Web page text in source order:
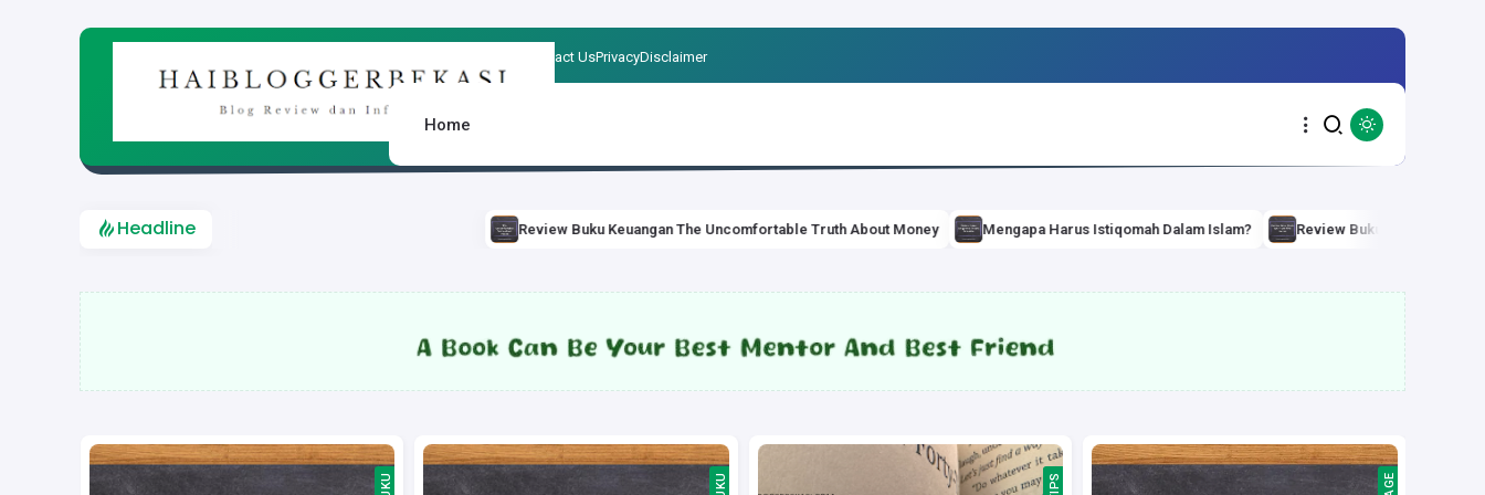
Contact UsPrivacyDisclaimer
Home
Headline Review Buku Keuangan The Uncomfortable Truth About Money Mengapa Harus Istiqomah Dalam Islam? Review Buku Bisnis 2025 : Your Next Five
TIPS